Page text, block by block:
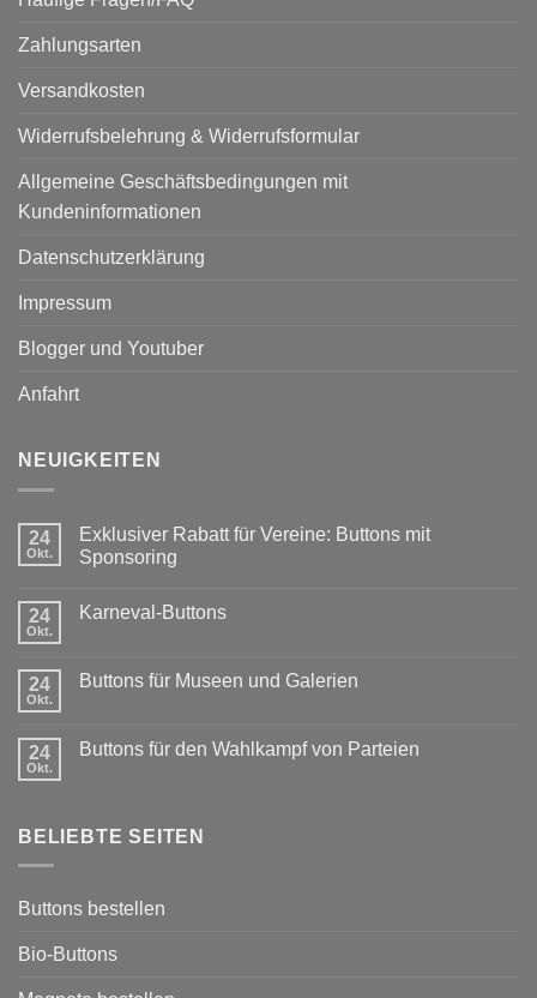
Zahlungsarten
Versandkosten
Widerrufsbelehrung & Widerrufsformular
Allgemeine Geschäftsbedingungen mit
Kundeninformationen
Datenschutzerklärung
Impressum
Blogger und Youtuber
Anfahrt
NEUIGKEITEN
24
Okt.
Exklusiver Rabatt für Vereine: Buttons mit
Sponsoring
zu
Vereine:
Buttons
24
Okt.
Karneval-Buttons
Karneval-
24
Okt.
Buttons für Museen und Galerien
Buttons
24
Okt.
Buttons für den Wahlkampf von Parteien
für
BELIEBTE SEITEN
Buttons bestellen
Bio-Buttons